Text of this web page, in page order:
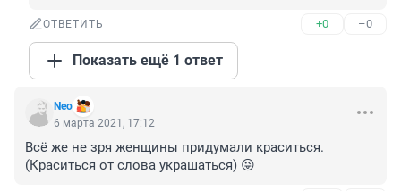
ОТВЕТИТЬ +0 –0
Показать ещё 1 ответ
Nео
6 марта 2021, 17:12
Всё же не зря женщины придумали краситься.
(Краситься от слова украшаться) 😜